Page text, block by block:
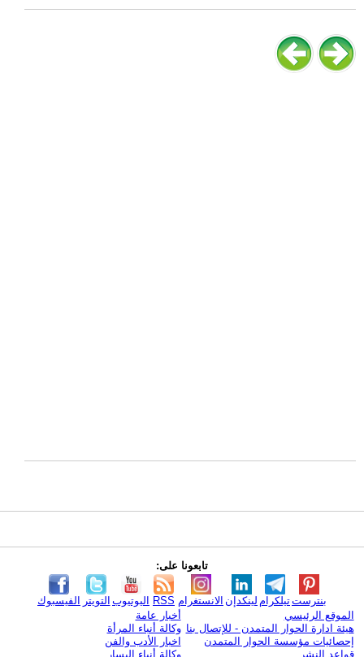
تابعونا على:
الفيسبوك التويتر اليوتيوب RSS الانستغرام لينكدإن تيلكرامبنترست
الموقع الرئيسي
هيئة ادارة الحوار المتمدن - للإتصال بنا
إحصائيات مؤسسة الحوار المتمدن
قواعد النشر
أخبار عامة
وكالة أنباء المرأة
اخبار الأدب والفن
وكالة أنباء اليسار